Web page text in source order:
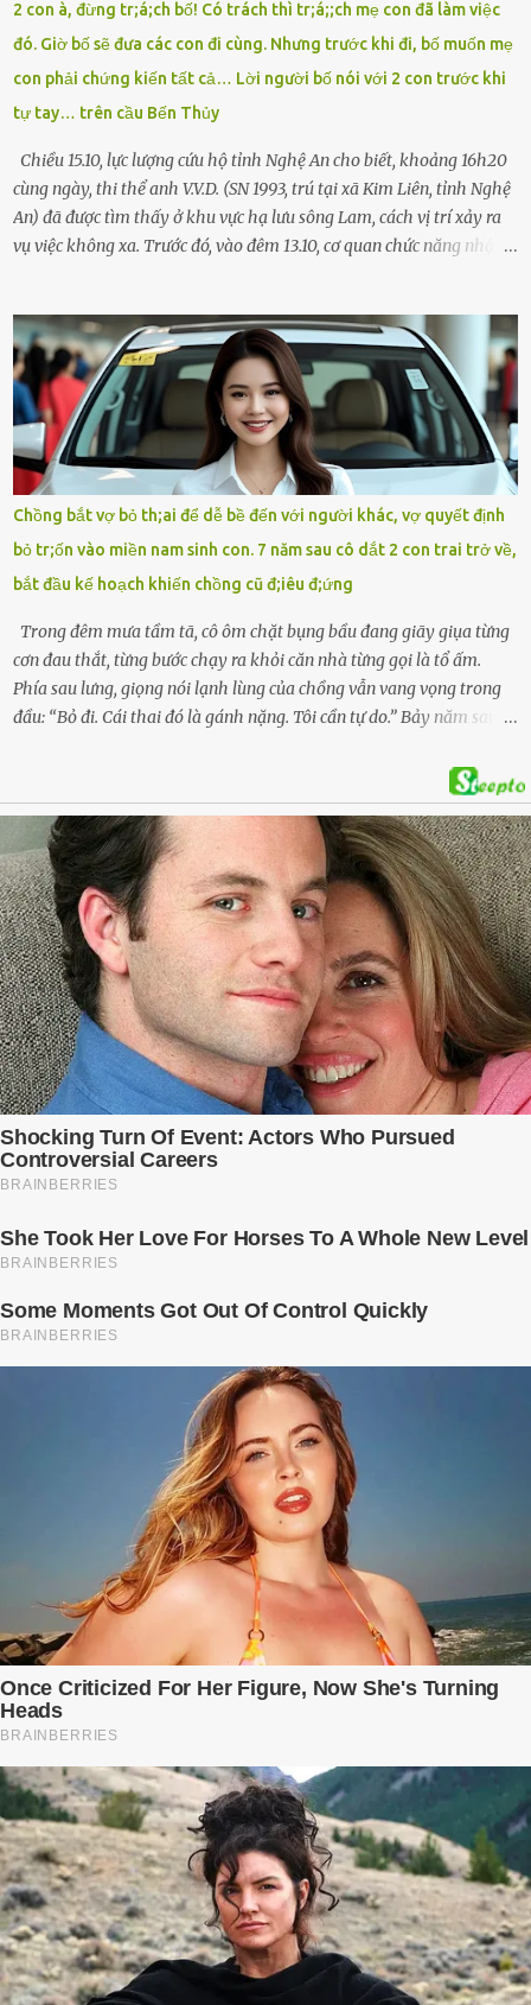
rút tờ giấy báo dự thi nhét túi áo, đeo ba lô và chạy . Chạy miết.
Chạy không ngừng. Qua ngã...
2 con à, đừng tr;á;ch bố! Có trách thì tr;á;;ch mẹ con đã làm việc
đó. Giờ bố sẽ đưa các con đi cùng. Nhưng trước khi đi, bố muốn mẹ
con phải chứng kiến tất cả… Lời người bố nói với 2 con trước khi
tự tay… trên cầu Bến Thủy
Chiều 15.10, lực lượng cứu hộ tỉnh Nghệ An cho biết, khoảng 16h20
cùng ngày, thi thể anh V.V.D. (SN 1993, trú tại xã Kim Liên, tỉnh Nghệ
An) đã được tìm thấy ở khu vực hạ lưu sông Lam, cách vị trí xảy ra
vụ việc không xa. Trước đó, vào đêm 13.10, cơ quan chức năng nhận
– rồi để lại xe máy trên cầu, ôm theo 2 con gái nhỏ nhảy xuống
sông. Người thân và hàng xóm ngóng chờ thông tin tìm kiếm 3 bố
con mất tích trên sông Lam sau vụ nhảy cầu. Ảnh: Hải Dương Tại
hiện trường, người dân phát hiện một chiếc xe máy mang biển kiểm
soát Nghệ An cùng hai chiếc cặp học sinh. Ngay trong đêm, lực
lượng chức năng phối hợp cùng các đội cứu hộ tình nguyện triển
khai tìm kiếm. Danh tính các nạn nhân được xác định là anh V.V.D.
và 2 con gái là cháu V.H.B. (SN 2020) và V.G.T. (SN 2021). Hai cháu là
con của anh D. và chị B.T.Y. (SN 1999). Lực lượng cứu hộ đã tiến hành
bàn giao t...
Chồng bắt vợ bỏ th;ai để dễ bề đến với người khác, vợ quyết định
bỏ tr;ốn vào miền nam sinh con. 7 năm sau cô dắt 2 con trai trở về,
bắt đầu kế hoạch khiến chồng cũ đ;iêu đ;ứng
Trong đêm mưa tầm tã, cô ôm chặt bụng bầu đang giãy giụa từng
cơn đau thắt, từng bước chạy ra khỏi căn nhà từng gọi là tổ ấm.
Phía sau lưng, giọng nói lạnh lùng của chồng vẫn vang vọng trong
đầu: “Bỏ đi. Cái thai đó là gánh nặng. Tôi cần tự do.” Bảy năm sau,
kế hoạch được chuẩn bị kỹ lưỡng để người đàn ông phản bội ấy
phải trả giá … Hà Nội, mùa thu năm 2018, cái lạnh len lỏi qua từng
khe cửa gỗ cũ kỹ. Trong một căn biệt thự sang trọng ở phố Tây Hồ,
Ngọc Anh ngồi lặng lẽ trên ghế sofa, tay đặt lên bụng – nơi hai sinh
linh bé bỏng đang lớn dần từng ngày. Cô chưa bao giờ nghĩ mình sẽ
phải sống trong sợ hãi khi mang thai, đặc biệt là sợ… chính chồng
mình. Trí – người chồng mà cô từng yêu đến mù quáng, đã không
còn là người đàn ông của ngày đầu. Thành đạt, quyền lực, nhưng
cũng dối trá và lạnh lùng. Gần đây, anh hay về muộn, thậm chí có
đêm không về. Và rồi, trong một bữa cơm tối vắng lặng, Trí ném
xuống bàn ly n...